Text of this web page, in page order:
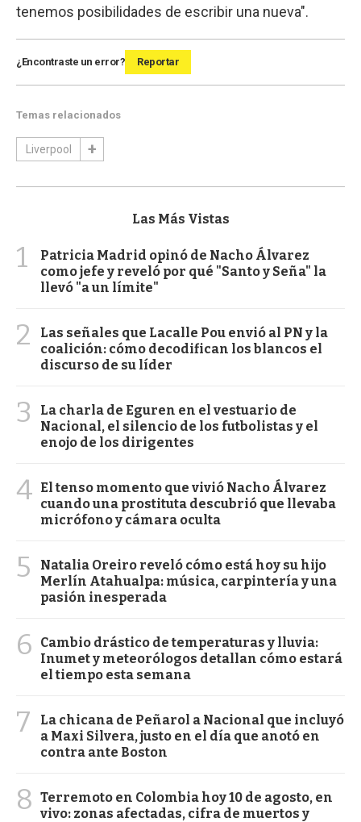
tenemos posibilidades de escribir una nueva".
¿Encontraste un error? Reportar
Temas relacionados
Liverpool
Las Más Vistas
1
Patricia Madrid opinó de Nacho Álvarez
como jefe y reveló por qué "Santo y Seña" la
llevó "a un límite"
2
Las señales que Lacalle Pou envió al PN y la
coalición: cómo decodifican los blancos el
discurso de su líder
3
La charla de Eguren en el vestuario de
Nacional, el silencio de los futbolistas y el
enojo de los dirigentes
4 El tenso momento que vivió Nacho Álvarez
cuando una prostituta descubrió que llevaba
micrófono y cámara oculta
5
Natalia Oreiro reveló cómo está hoy su hijo
Merlín Atahualpa: música, carpintería y una
pasión inesperada
6
Cambio drástico de temperaturas y lluvia:
Inumet y meteorólogos detallan cómo estará
el tiempo esta semana
7
La chicana de Peñarol a Nacional que incluyó
a Maxi Silvera, justo en el día que anotó en
contra ante Boston
8 Terremoto en Colombia hoy 10 de agosto, en
vivo: zonas afectadas, cifra de muertos y